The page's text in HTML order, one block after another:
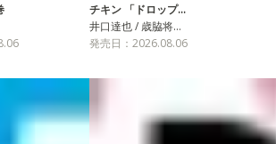
チキン 「ドロップ…
井口達也 / 歳脇将…
発売日：2026.08.06